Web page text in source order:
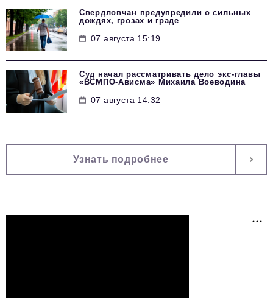
Свердловчан предупредили о сильных
дождях, грозах и граде
07 августа 15:19
Суд начал рассматривать дело экс-главы
«ВСМПО-Ависма» Михаила Воеводина
07 августа 14:32
Узнать подробнее